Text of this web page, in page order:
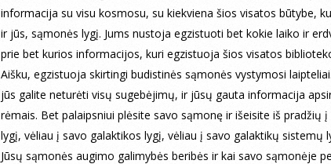
informacija su visu kosmosu, su kiekviena šios visatos būtybe,
ir jūs, sąmonės lygį. Jums nustoja egzistuoti bet kokie laiko ir
prie bet kurios informacijos, kuri egzistuoja šios visatos
Aišku, egzistuoja skirtingi budistinės sąmonės vystymosi
jūs galite neturėti visų sugebėjimų, ir jūsų gauta informacija
rėmais. Bet palaipsniui plėsite savo sąmonę ir išeisite iš pradžių
lygį, vėliau į savo galaktikos lygį, vėliau į savo galaktikų sistemų
Jūsų sąmonės augimo galimybės beribės ir kai savo sąmonėje